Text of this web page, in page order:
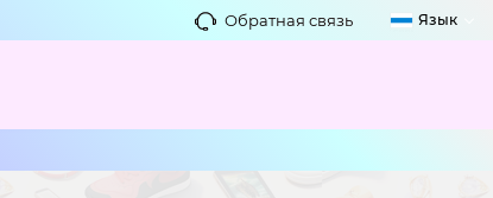
Обратная связь Язык